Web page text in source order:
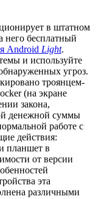
в штатном
него бесплатный
Android Light.
и используйте
угроз.
троянцем-
(на экране
закона,
денежной суммы
работе с
действия:
планшет в
от версии
эта
различными